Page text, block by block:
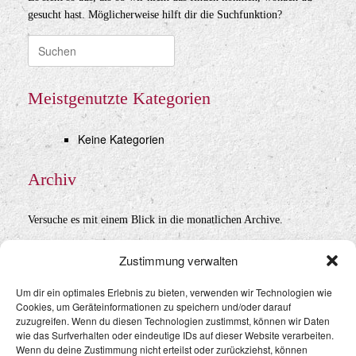
Zustimmung verwalten
Um dir ein optimales Erlebnis zu bieten, verwenden wir Technologien wie
Cookies, um Geräteinformationen zu speichern und/oder darauf
zuzugreifen. Wenn du diesen Technologien zustimmst, können wir Daten
wie das Surfverhalten oder eindeutige IDs auf dieser Website verarbeiten.
Wenn du deine Zustimmung nicht erteilst oder zurückziehst, können
gesucht hast. Möglicherweise hilft dir die Suchfunktion?
Suche
nach:
Meistgenutzte Kategorien
Keine Kategorien
Archiv
Versuche es mit einem Blick in die monatlichen Archive.
Datenschutz&Impressum